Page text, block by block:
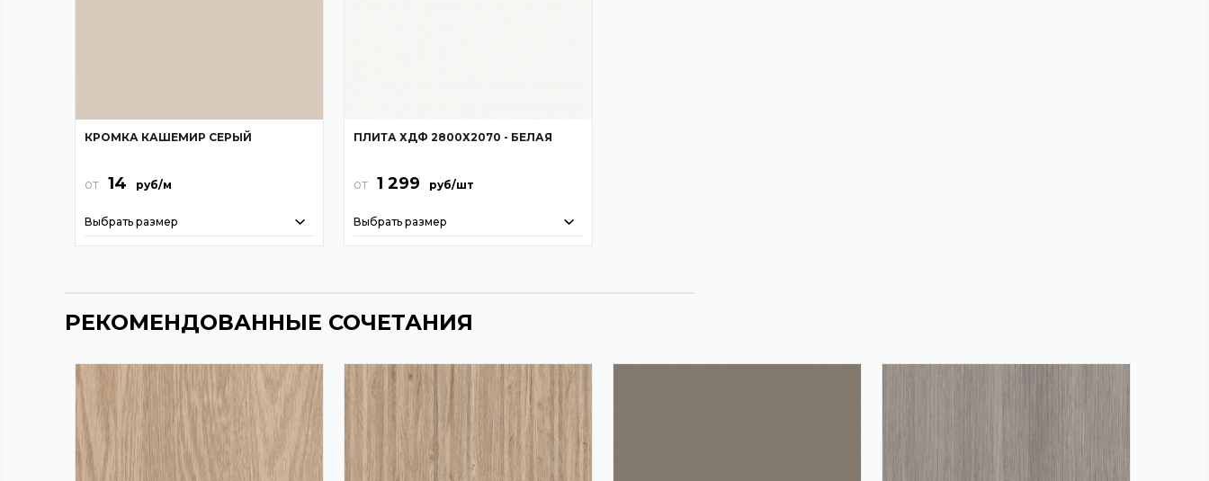
КРОМКА КАШЕМИР СЕРЫЙ
от 14 руб/м
Выбрать размер
ПЛИТА ХДФ 2800Х2070 - БЕЛАЯ
от 1 299 руб/шт
Выбрать размер
РЕКОМЕНДОВАННЫЕ СОЧЕТАНИЯ